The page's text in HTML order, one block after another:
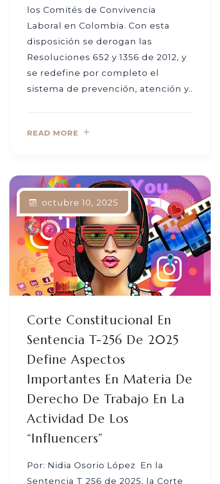
los Comités de Convivencia
Laboral en Colombia. Con esta
disposición se derogan las
Resoluciones 652 y 1356 de 2012, y
se redefine por completo el
sistema de prevención, atención y..
READ MORE
Corte Constitucional En
Sentencia T-256 De 2025
Define Aspectos
Importantes En Materia De
Derecho De Trabajo En La
Actividad De Los
“influencers”
octubre 10, 2025
Por: Nidia Osorio López En la
Sentencia T 256 de 2025, la Corte